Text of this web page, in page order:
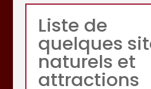
Liste de
quelques
naturels et
attractions